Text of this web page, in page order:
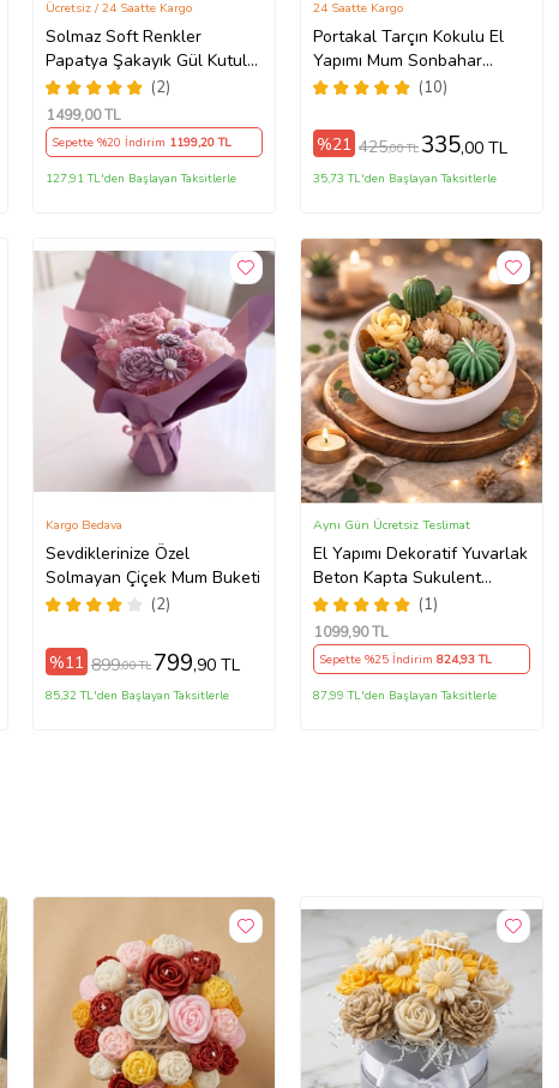
Solmaz Soft Renkler
Papatya Şakayık Gül Kutulu
MumAranjmanı Buketi Ofis
İş Sevgili Özel Nişan
Anneler Günü Hediyelik
Doğum Günü Kokulu Mum
Sıradışı Farklı Hediyelik
(2)
Ücretsiz / 24 Saatte Kargo
1499,00 TL
Sepette %20 İndirim 1199,20 TL
127,91 TL'den Başlayan Taksitlerle
Portakal Tarçın Kokulu El
Yapımı Mum Sonbahar
Dekorasyonu Bambu (10)
24 Saatte Kargo
%21 425,00 TL 335,00 TL
35,73 TL'den Başlayan Taksitlerle
Sevdiklerinize Özel
Solmayan Çiçek Mum Buketi
(2)
Kargo Bedava
%11 899,00 TL 799,90 TL
85,32 TL'den Başlayan Taksitlerle
El Yapımı Dekoratif Yuvarlak
Beton Kapta Sukulent
Model Kokulu Mum-
ANNEYE-SEVGİLİYE-
ARKADAŞA-KADINA
(1)
Aynı Gün Ücretsiz Teslimat
1099,90 TL
Sepette %25 İndirim824,93 TL
87,99 TL'den Başlayan Taksitlerle